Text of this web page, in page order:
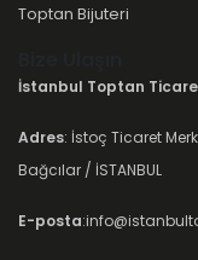
Toptan Bijuteri
İstanbul Toptan
Adres: İstoç Ticaret
Bağcılar / İSTANBUL
E-posta